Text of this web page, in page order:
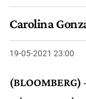
Carolina
19-05-2021 23:00